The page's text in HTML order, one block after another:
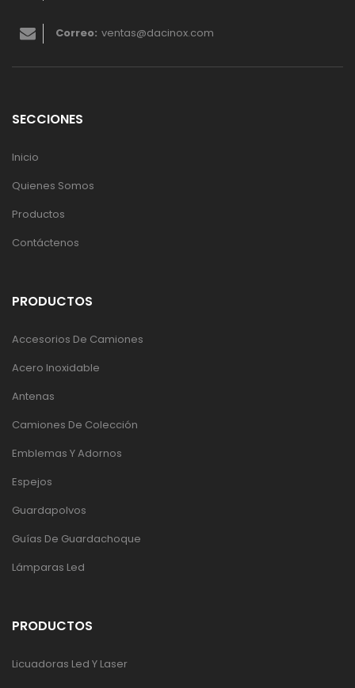
Correo: ventas@dacinox.com
SECCIONES
Inicio
Quienes Somos
Productos
Contáctenos
PRODUCTOS
Accesorios De Camiones
Acero Inoxidable
Antenas
Camiones De Colección
Emblemas Y Adornos
Espejos
Guardapolvos
Guías De Guardachoque
Lámparas Led
PRODUCTOS
Licuadoras Led Y Laser